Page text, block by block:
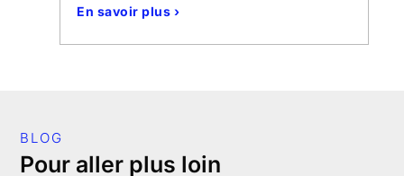
En savoir plus ›
BLOG
Pour aller plus loin